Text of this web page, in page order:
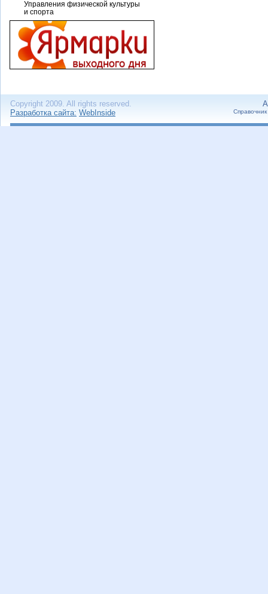
Управления физической культуры
и спорта
Copyright 2009. All rights reserved.
Разработка сайта: WebInside